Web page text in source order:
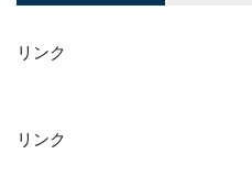
リンク
リンク